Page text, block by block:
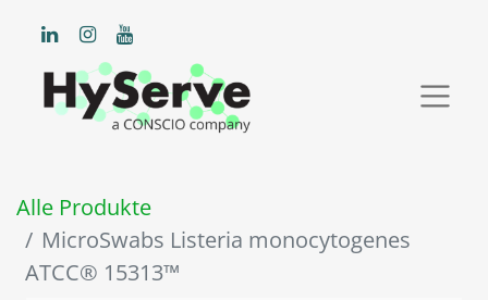
Alle Produkte
MicroSwabs Listeria monocytogenes
ATCC® 15313™